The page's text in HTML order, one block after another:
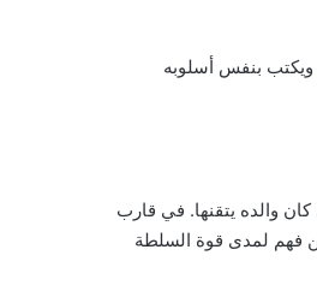
بنفس أسلوبه
والده يتقنها. في قارب
فهم لمدى قوة السلطة